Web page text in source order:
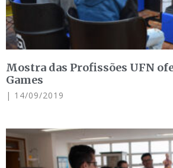
Mostra das Profissões UFN
Games
14/09/2019